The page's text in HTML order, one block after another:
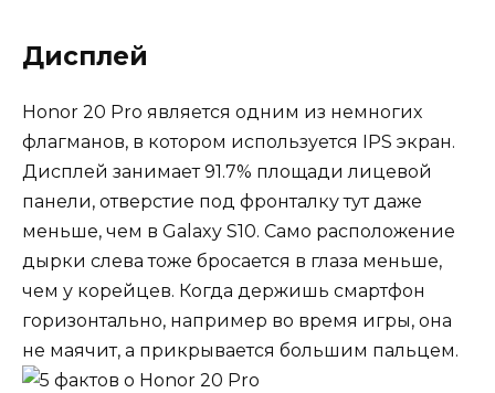
Дисплей
Honor 20 Pro является одним из немногих
флагманов, в котором используется IPS экран.
Дисплей занимает 91.7% площади лицевой
панели, отверстие под фронталку тут даже
меньше, чем в Galaxy S10. Само расположение
дырки слева тоже бросается в глаза меньше,
чем у корейцев. Когда держишь смартфон
горизонтально, например во время игры, она
не маячит, а прикрывается большим пальцем.